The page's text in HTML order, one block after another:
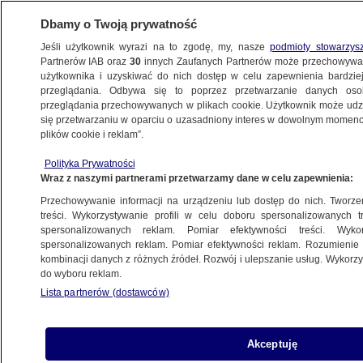
METEO
ŚWIAT
w Brazylii
12.12.2023, 11:00
Udostępnij
Niemal tysiąc fok i lwów morskich zmarło z
z oświadczenia władz. Wirus atakuje m.in. układ
Dbamy o Twoją prywatność
Jeśli użytkownik wyrazi na to zgodę, my, naszepodmioty
Partnerów IAB oraz30 innych Zaufanych Partnerów może
użytkownika i uzyskiwać do nich dostęp w celu zapewnienia
przeglądania. Odbywa się to poprzez przetwarzanie danych
przeglądania przechowywanych w plikach cookie. Użytkownik może
się przetwarzaniu w oparciu o uzasadniony interes w dowolnym
plików cookie i reklam”.
Polityka Prywatności
Wraz z naszymi partnerami przetwarzamy dane w celu zapewnienia:
Przechowywanie informacji na urządzeniu lub dostęp do nich.
treści. Wykorzystywanie profili w celu doboru spersonalizowanych
spersonalizowanych reklam. Pomiar efektywności treści.
spersonalizowanych reklam. Pomiar efektywności reklam.
kombinacji danych z różnych źródeł. Rozwój i ulepszanie usług.
do wyboru reklam.
Lista partnerów (dostawców)
Akceptuję